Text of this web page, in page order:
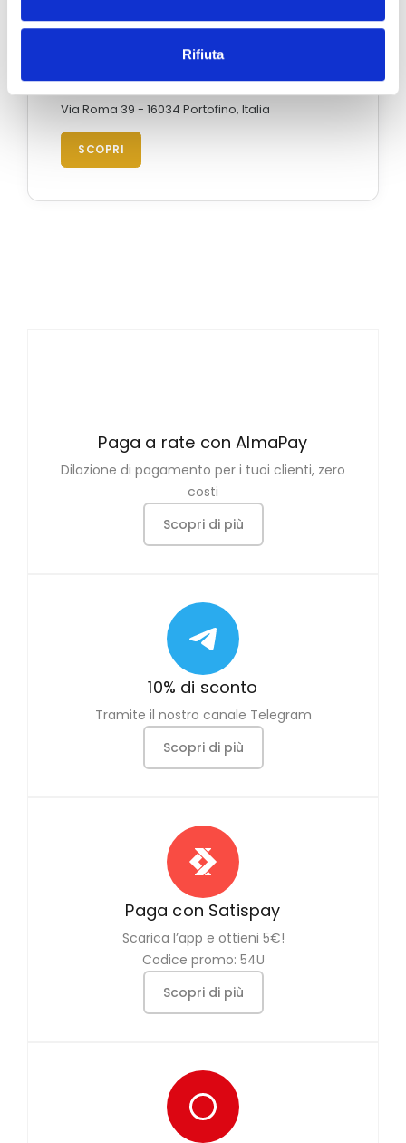
Rifiuta
Via Roma 39 - 16034 Portofino, Italia
SCOPRI
Paga a rate con AlmaPay
Dilazione di pagamento per i tuoi clienti, zero
costi
Scopri di più
10% di sconto
Tramite il nostro canale Telegram
Scopri di più
Paga con Satispay
Scarica l’app e ottieni 5€!
Codice promo: 54U
Scopri di più